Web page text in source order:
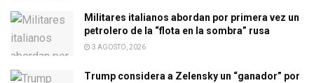
Militares italianos abordan por primera vez un
petrolero de la “flota en la sombra” rusa
3 AGOSTO, 2026
Trump considera a Zelensky un “ganador” por